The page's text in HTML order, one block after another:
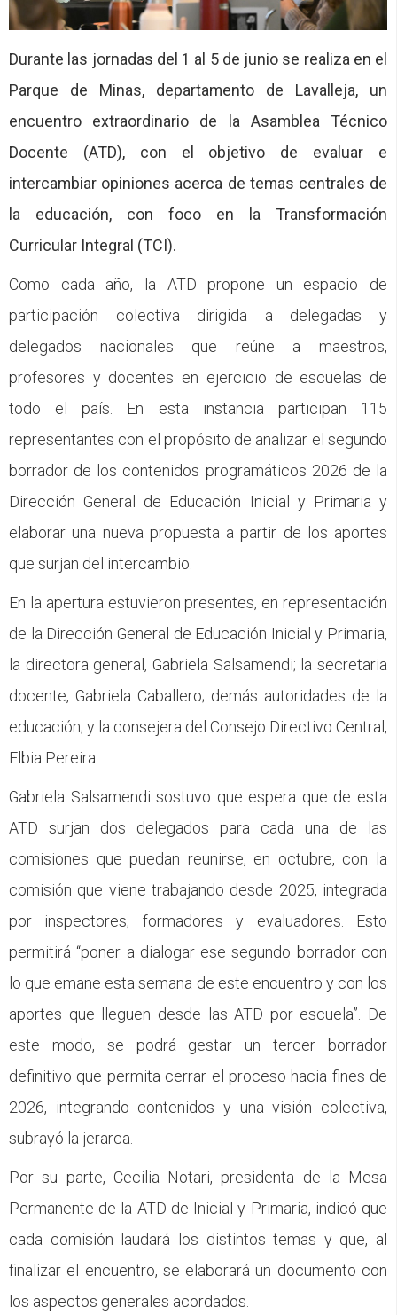
CFP
Noticias
Durante las jornadas del 1 al 5 de junio se realiza en el
Parque de Minas, departamento de Lavalleja, un
encuentro extraordinario de la Asamblea Técnico
Docente (ATD), con el objetivo de evaluar e
intercambiar opiniones acerca de temas centrales de
la educación, con foco en la Transformación
Curricular Integral (TCI).
Como cada año, la ATD propone un espacio de
participación colectiva dirigida a delegadas y
delegados nacionales que reúne a maestros,
profesores y docentes en ejercicio de escuelas de
todo el país. En esta instancia participan 115
representantes con el propósito de analizar el segundo
borrador de los contenidos programáticos 2026 de la
Dirección General de Educación Inicial y Primaria y
elaborar una nueva propuesta a partir de los aportes
que surjan del intercambio.
En la apertura estuvieron presentes, en representación
de la Dirección General de Educación Inicial y Primaria,
la directora general, Gabriela Salsamendi; la secretaria
docente, Gabriela Caballero; demás autoridades de la
educación; y la consejera del Consejo Directivo Central,
Elbia Pereira.
Gabriela Salsamendi sostuvo que espera que de esta
ATD surjan dos delegados para cada una de las
comisiones que puedan reunirse, en octubre, con la
comisión que viene trabajando desde 2025, integrada
por inspectores, formadores y evaluadores. Esto
permitirá “poner a dialogar ese segundo borrador con
lo que emane esta semana de este encuentro y con los
aportes que lleguen desde las ATD por escuela”. De
este modo, se podrá gestar un tercer borrador
definitivo que permita cerrar el proceso hacia fines de
2026, integrando contenidos y una visión colectiva,
subrayó la jerarca.
Por su parte, Cecilia Notari, presidenta de la Mesa
Permanente de la ATD de Inicial y Primaria, indicó que
cada comisión laudará los distintos temas y que, al
finalizar el encuentro, se elaborará un documento con
los aspectos generales acordados.